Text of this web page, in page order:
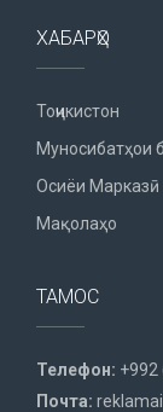
ХАБАРҲО
Тоҷикистон
Муносибатҳои
Осиёи Марказӣ
Мақолаҳо
ТАМОС
Телефон: +992
Почта: